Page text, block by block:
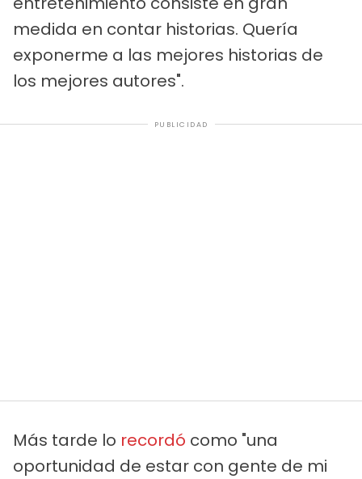
medida en contar historias. Quería
exponerme a las mejores historias de
los mejores autores".
PUBLICIDAD
Más tarde lo recordó como "una
oportunidad de estar con gente de mi